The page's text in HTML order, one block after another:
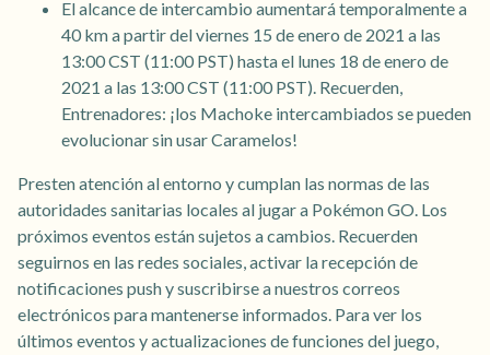
El alcance de intercambio aumentará temporalmente a
40 km a partir del viernes 15 de enero de 2021 a las
13:00 CST (11:00 PST) hasta el lunes 18 de enero de
2021 a las 13:00 CST (11:00 PST). Recuerden,
Entrenadores: ¡los Machoke intercambiados se pueden
evolucionar sin usar Caramelos!
Presten atención al entorno y cumplan las normas de las
autoridades sanitarias locales al jugar a Pokémon GO. Los
próximos eventos están sujetos a cambios. Recuerden
seguirnos en las redes sociales, activar la recepción de
notificaciones push y suscribirse a nuestros correos
electrónicos para mantenerse informados. Para ver los
últimos eventos y actualizaciones de funciones del juego,